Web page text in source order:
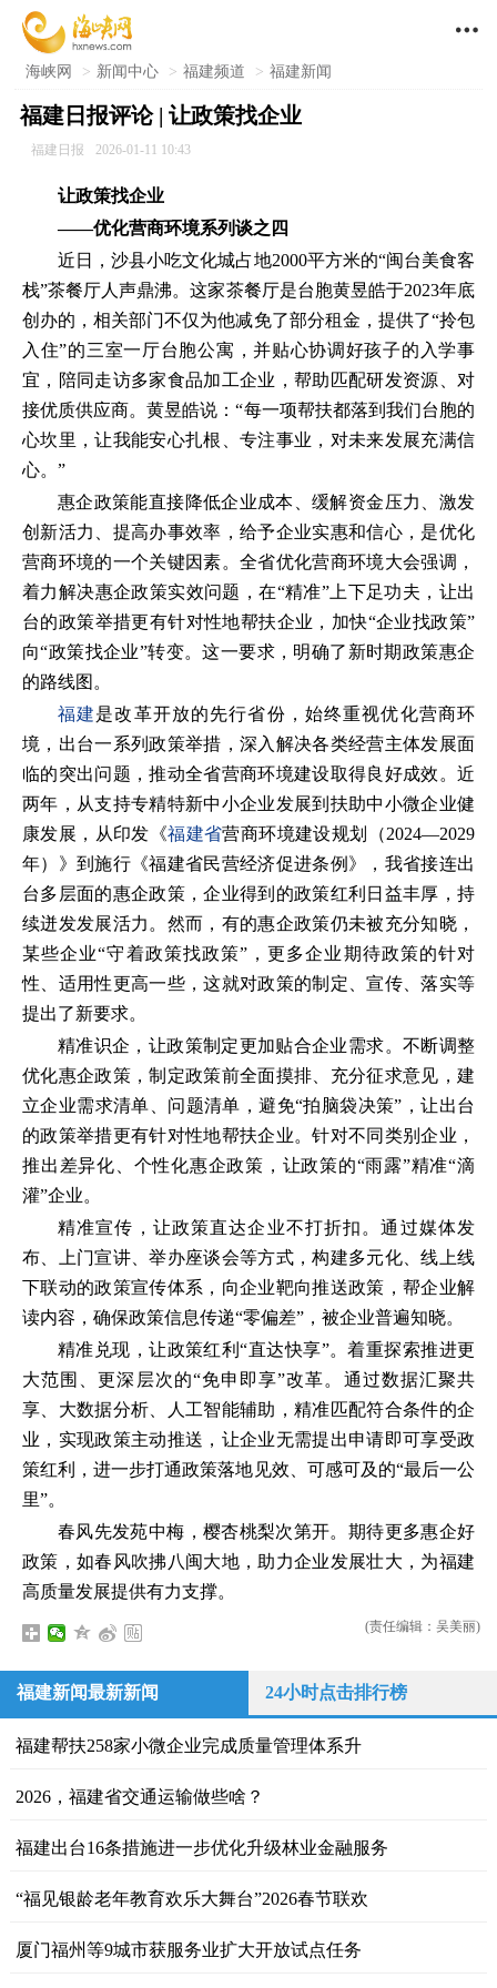

海峡网 > 新闻中心 > 福建频道 > 福建新闻
福建日报评论 | 让政策找企业
福建日报 2026-01-11 10:43
让政策找企业
——优化营商环境系列谈之四
近日，沙县小吃文化城占地2000平方米的“闽台美食客
栈”茶餐厅人声鼎沸。这家茶餐厅是台胞黄昱皓于2023年底
创办的，相关部门不仅为他减免了部分租金，提供了“拎包
入住”的三室一厅台胞公寓，并贴心协调好孩子的入学事
宜，陪同走访多家食品加工企业，帮助匹配研发资源、对
接优质供应商。黄昱皓说：“每一项帮扶都落到我们台胞的
心坎里，让我能安心扎根、专注事业，对未来发展充满信
心。”
惠企政策能直接降低企业成本、缓解资金压力、激发
创新活力、提高办事效率，给予企业实惠和信心，是优化
营商环境的一个关键因素。全省优化营商环境大会强调，
着力解决惠企政策实效问题，在“精准”上下足功夫，让出
台的政策举措更有针对性地帮扶企业，加快“企业找政策”
向“政策找企业”转变。这一要求，明确了新时期政策惠企
的路线图。
福建是改革开放的先行省份，始终重视优化营商环
境，出台一系列政策举措，深入解决各类经营主体发展面
临的突出问题，推动全省营商环境建设取得良好成效。近
两年，从支持专精特新中小企业发展到扶助中小微企业健
康发展，从印发《福建省营商环境建设规划（2024—2029
年）》到施行《福建省民营经济促进条例》，我省接连出
台多层面的惠企政策，企业得到的政策红利日益丰厚，持
续迸发发展活力。然而，有的惠企政策仍未被充分知晓，
某些企业“守着政策找政策”，更多企业期待政策的针对
性、适用性更高一些，这就对政策的制定、宣传、落实等
提出了新要求。
精准识企，让政策制定更加贴合企业需求。不断调整
优化惠企政策，制定政策前全面摸排、充分征求意见，建
立企业需求清单、问题清单，避免“拍脑袋决策”，让出台
的政策举措更有针对性地帮扶企业。针对不同类别企业，
推出差异化、个性化惠企政策，让政策的“雨露”精准“滴
灌”企业。
精准宣传，让政策直达企业不打折扣。通过媒体发
布、上门宣讲、举办座谈会等方式，构建多元化、线上线
下联动的政策宣传体系，向企业靶向推送政策，帮企业解
读内容，确保政策信息传递“零偏差”，被企业普遍知晓。
精准兑现，让政策红利“直达快享”。着重探索推进更
大范围、更深层次的“免申即享”改革。通过数据汇聚共
享、大数据分析、人工智能辅助，精准匹配符合条件的企
业，实现政策主动推送，让企业无需提出申请即可享受政
策红利，进一步打通政策落地见效、可感可及的“最后一公
里”。
春风先发苑中梅，樱杏桃梨次第开。期待更多惠企好
政策，如春风吹拂八闽大地，助力企业发展壮大，为福建
高质量发展提供有力支撑。
(责任编辑：吴美丽)
福建新闻最新新闻 24小时点击排行榜
​福建帮扶258家小微企业完成质量管理体系升
2026，福建省交通运输做些啥？
福建出台16条措施进一步优化升级林业金融服务
“福见银龄老年教育欢乐大舞台”2026春节联欢
厦门福州等9城市获服务业扩大开放试点任务